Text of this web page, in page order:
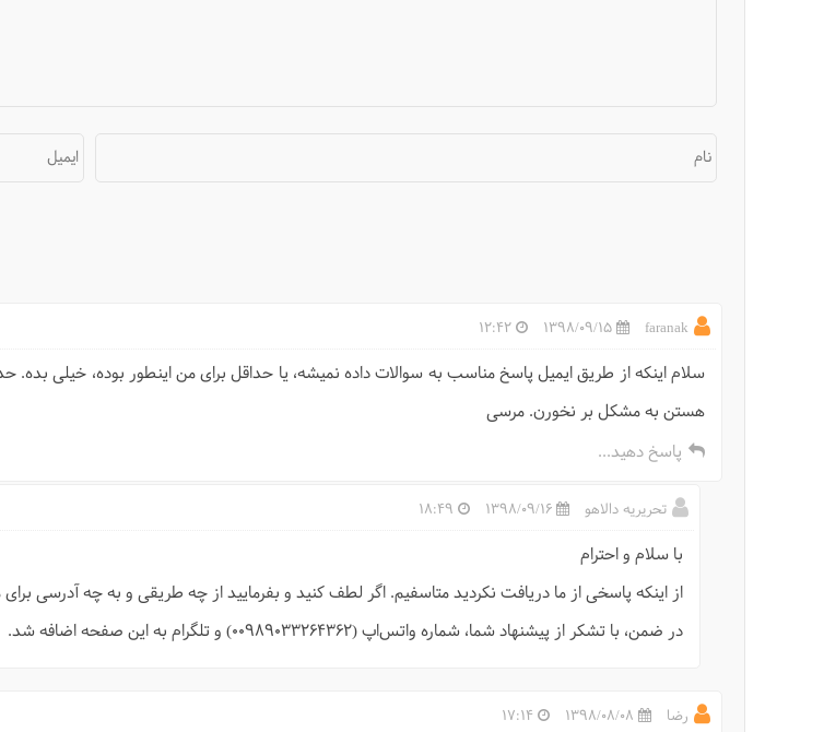
نام ایمیل
faranak
1398/09/15
12:42
سلام اینکه از طریق ایمیل پاسخ مناسب به سوالات داده نمیشه، یا حداقل برای من اینطور بوده، خیلی
هستن به مشکل بر نخورن. مرسی
پاسخ دهید...
تحریریه دالاهو 1398/09/16
18:49
با سلام و احترام
از اینکه پاسخی از ما دریافت نکردید متاسفیم. اگر لطف کنید و بفرمایید از چه طریقی و به چه آدرسی
در ضمن، با تشکر از پیشنهاد شما، شماره واتس‌اپ (00989033264362) و تلگرام به این صفحه اضافه شد.
رضا 1398/08/08
17:14